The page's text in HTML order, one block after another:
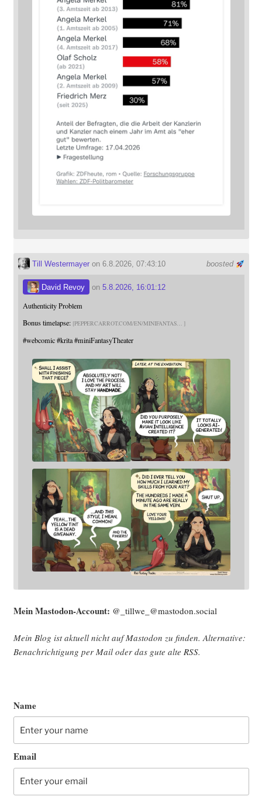
boosted
Till Westermayeron 6.8.2026, 07:43:10
David Revoy on 5.8.2026, 16:01:12
Authenticity Problem
Bonus timelapse: PEPPERCARROT.COM/EN/MINIFANTAS
#webcomic #krita #miniFantasyTheater
Mein Mast­o­don-Account: @_tillwe_@mastodon.social
Mein Blog ist aktu­ell nicht auf Mast­o­don zu fin­den. Alter­na­ti­ve:
Benach­rich­ti­gung per Mail oder das gute alte RSS.
Name
Email